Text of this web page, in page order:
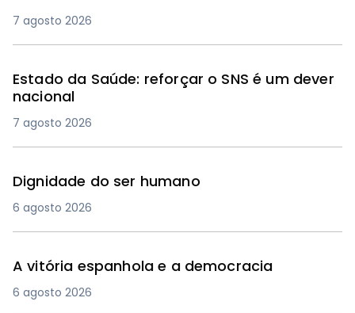
7 agosto 2026
Estado da Saúde: reforçar o SNS é um dever
nacional
7 agosto 2026
Dignidade do ser humano
6 agosto 2026
A vitória espanhola e a democracia
6 agosto 2026